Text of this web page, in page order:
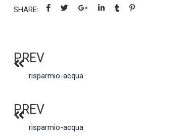
SHARE:
PREV
risparmio-acqua
PREV
risparmio-acqua